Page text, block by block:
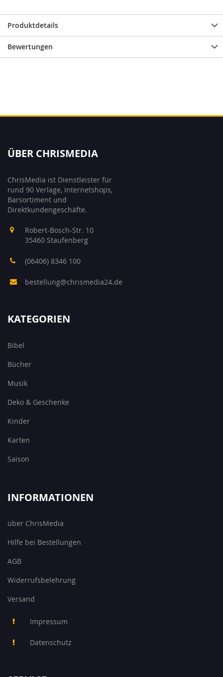
Produktdetails
Bewertungen
ÜBER CHRISMEDIA
ChrisMedia ist Dienstleister für
rund 90 Verlage, Internetshops,
Barsortiment und
Direktkundengeschäfte.
Robert-Bosch-Str. 10
35460 Staufenberg
(06406) 8346 100
bestellung@chrismedia24.de
KATEGORIEN
Bibel
Bücher
Musik
Deko & Geschenke
Kinder
Karten
Saison
INFORMATIONEN
über ChrisMedia
Hilfe bei Bestellungen
AGB
Widerrufsbelehrung
Versand
Impressum
Datenschutz